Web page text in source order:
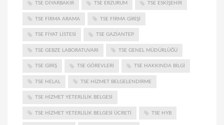
TSE DIYARBAKIR TSE ERZURUM TSE ESKIŞEHIR
TSE FIRMA ARAMA TSE FIRMA GIRIŞI
TSE FIYAT LISTESI TSE GAZIANTEP
TSE GEBZE LABORATUVARI TSE GENEL MÜDÜRLÜĞÜ
TSE GIRIŞ TSE GÖREVLERI TSE HAKKINDA BILGI
TSE HELAL TSE HIZMET BELGELENDIRME
TSE HIZMET YETERLILIK BELGESI
TSE HIZMET YETERLILIK BELGESI ÜCRETI TSE HYB